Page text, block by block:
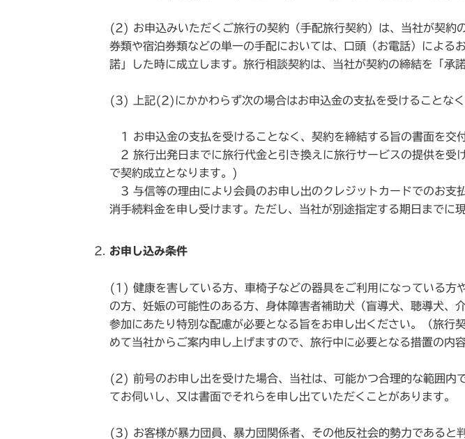
(2) お申込みいただくご旅行の契約（手配旅行契約）は、当社が契約
券類や宿泊券類などの単一の手配においては、口頭（お電話）によ
諾」した時に成立します。旅行相談契約は、当社が契約の締結を「承
(3) 上記(2)にかかわらず次の場合はお申込金の支払を受けることなく
1 お申込金の支払を受けることなく、契約を締結する旨の書面を交
2 旅行出発日までに旅行代金と引き換えに旅行サービスの提供を受
で契約成立となります。)
3 与信等の理由により会員のお申し出のクレジットカードでのお支
消手続料金を申し受けます。ただし、当社が別途指定する期日までに
お申し込み条件
(1) 健康を害している方、車椅子などの器具をご利用になっている方
の方、妊娠の可能性のある方、身体障害者補助犬（盲導犬、聴導犬、
参加にあたり特別な配慮が必要となる旨をお申し出ください。（旅行
めて当社からご案内申し上げますので、旅行中に必要となる措置の内
(2) 前号のお申し出を受けた場合、当社は、可能かつ合理的な範囲内
てお伺いし、又は書面でそれらを申し出ていただくことがあります。
(3) お客様が暴力団員、暴力団関係者、その他反社会的勢力であると